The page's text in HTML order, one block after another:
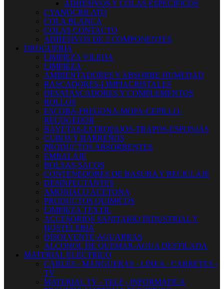
ADHESIVOS Y COLAS ESPECIFICOS
CYANOCRILATO
COLA BLANCA
COLAS CONTACTO
ADHESIVOS DE 2 COMPONENTES
DROGUERIA
LIMPIEZA VILEDA
LIMPIEZA
AMBIENTADORES Y ABSORBE HUMEDAD
RASCADORES-LIMPIACRISTALES
DESATASCADORES Y COMPLEMENTOS
ROLLOS
ESCOBA-FREGONA-MOPA-CEPILLO-
RECOGEDOR
BAYETAS-ESTROPAJOS-TRAPOS-ESPONJAS
CUBOS Y BARREÑOS
PRODUCTOS ABSORBENTES
EMBALAJE
BOLSAS-SACOS
CONTENEDORES DE BASURA Y RECICLAJE
DESINFECTANTES
AMONIACO ACETONA
PRODUCTOS QUIMICOS
LIMPIEZA TEXTIL
ACCESORIOS SANITARIO INDUSTRIAL Y
HOSTELERIA
DISOLVENTE-AGUARRAS
ALCOHOL DE QUEMAR-AGUA DESTILADA
MATERIAL ELECTRICO
CABLES - MANGUERAS - LINEA - CARRETES -
TV
MATERIAL TV - TELF - INFORMATICA